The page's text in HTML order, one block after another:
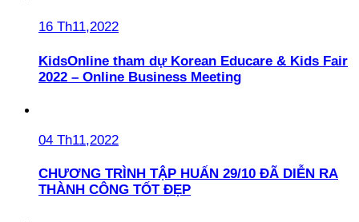
16 Th11,2022
KidsOnline tham dự Korean Educare & Kids Fair
2022 – Online Business Meeting
04 Th11,2022
CHƯƠNG TRÌNH TẬP HUẤN 29/10 ĐÃ DIỄN RA
THÀNH CÔNG TỐT ĐẸP